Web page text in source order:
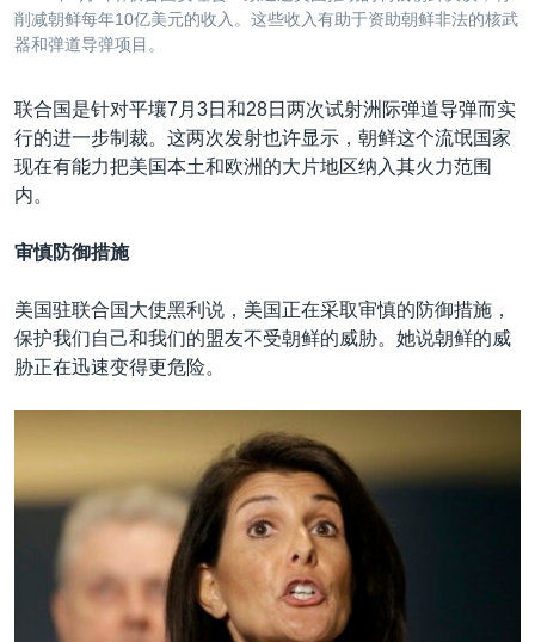
削减朝鲜每年10亿美元的收入。这些收入有助于资助朝鲜非法的核武
器和弹道导弹项目。
联合国是针对平壤7月3日和28日两次试射洲际弹道导弹而实
行的进一步制裁。这两次发射也许显示，朝鲜这个流氓国家
现在有能力把美国本土和欧洲的大片地区纳入其火力范围
内。
审慎防御措施
美国驻联合国大使黑利说，美国正在采取审慎的防御措施，
保护我们自己和我们的盟友不受朝鲜的威胁。她说朝鲜的威
胁正在迅速变得更危险。